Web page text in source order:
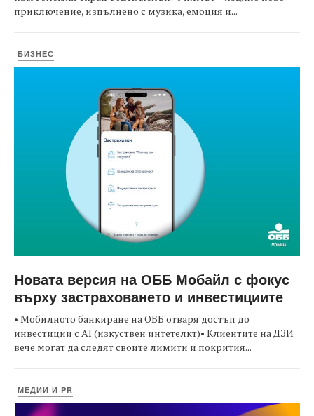
приключение, изпълнено с музика, емоция и...
БИЗНЕС
Новата версия на ОББ Мобайл с фокус
върху застраховането и инвестициите
• Мобилното банкиране на ОББ отваря достъп до
инвестиции с AI (изкуствен интетелкт)• Клиентите на ДЗИ
вече могат да следят своите лимити и покрития...
МЕДИИ И PR